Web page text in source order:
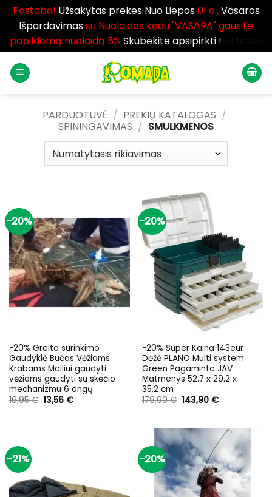
Pastaba! Užsakytas prekes Nuo Liepos01 d.,Vasaros
Išpardavimassu Nuolaidos kodu "VASARA" gausite
papildomą nuolaidą 5%Skubėkite apsipirkti !
PARDUOTUVĖ / PREKIŲ KATALOGAS /
SPININGAVIMAS / SMULKMENOS
-20%
-20% Greito surinkimo
Gaudyklė Bučas Vėžiams
Krabams Mailiui gaudyti
vėžiams gaudyti su skėčio
mechanizmu 6 angų
16,95€ Original
price
13,56 €Current
-20%
-20% Super Kaina 143eur
Dėžė PLANO Multi system
Green Pagaminta JAV
Matmenys 52.7 х 29.2 х
35.2 cm
179,90€ Original
price
143,90 €Current
-21% -20%